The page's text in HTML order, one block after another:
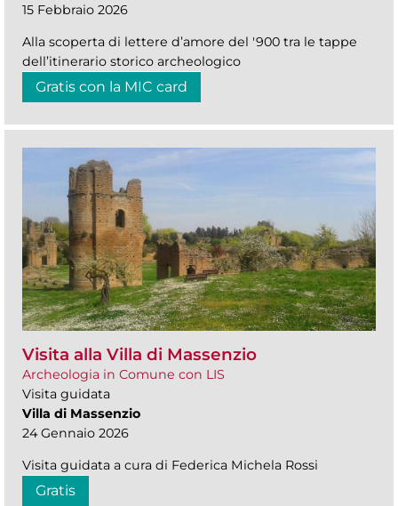
15 Febbraio 2026
Alla scoperta di lettere d’amore del '900 tra le tappe
dell’itinerario storico archeologico
Gratis con la MIC card
Visita alla Villa di Massenzio
Archeologia in Comune con LIS
Visita guidata
Villa di Massenzio
24 Gennaio 2026
Visita guidata a cura di Federica Michela Rossi
Gratis